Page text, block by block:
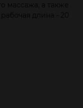
массажа, а также
длина - 20